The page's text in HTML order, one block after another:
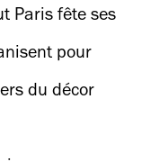
Paris fête ses
pour
du décor